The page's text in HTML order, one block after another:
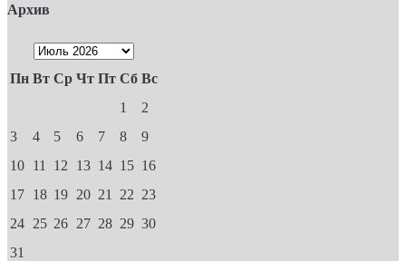
Архив
Пн Вт Ср Чт Пт Сб Вс
1
2
3
4 5 6 7 8
9
10 11 12 13 14 15 16
17 18 19 20 21 22 23
24 25 26 27 28 29 30
31